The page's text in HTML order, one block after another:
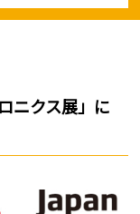
ニクス展」に